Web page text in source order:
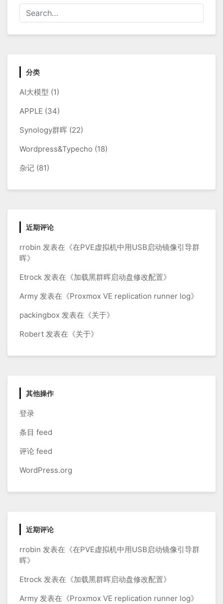
分类
AI大模型 (1)
APPLE (34)
Synology群晖 (22)
Wordpress&Typecho (18)
杂记 (81)
近期评论
rrobin 发表在《在PVE虚拟机中用USB启动镜像引导群
晖》
Etrock 发表在《加载黑群晖启动盘修改配置》
Army 发表在《Proxmox VE replication runner log》
packingbox 发表在《关于》
Robert 发表在《关于》
其他操作
登录
条目 feed
评论 feed
WordPress.org
近期评论
rrobin 发表在《在PVE虚拟机中用USB启动镜像引导群
晖》
Etrock 发表在《加载黑群晖启动盘修改配置》
Army 发表在《Proxmox VE replication runner log》